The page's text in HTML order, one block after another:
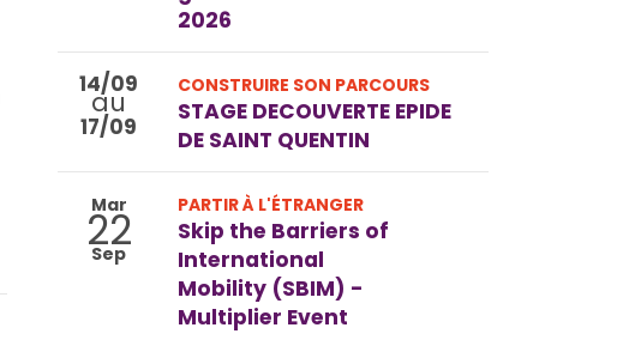
2026
14/09
au
17/09
CONSTRUIRE SON PARCOURS
STAGE DECOUVERTE EPIDE
DE SAINT QUENTIN
Mar
22
Sep
PARTIR À L'ÉTRANGER
Skip the Barriers of
International
Mobility (SBIM) -
Multiplier Event